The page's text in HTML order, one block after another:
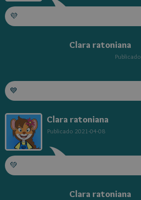
💜
Clara ratoniana
Publicado
💙
Clara ratoniana
Publicado 2021-04-08
💚
Clara ratoniana